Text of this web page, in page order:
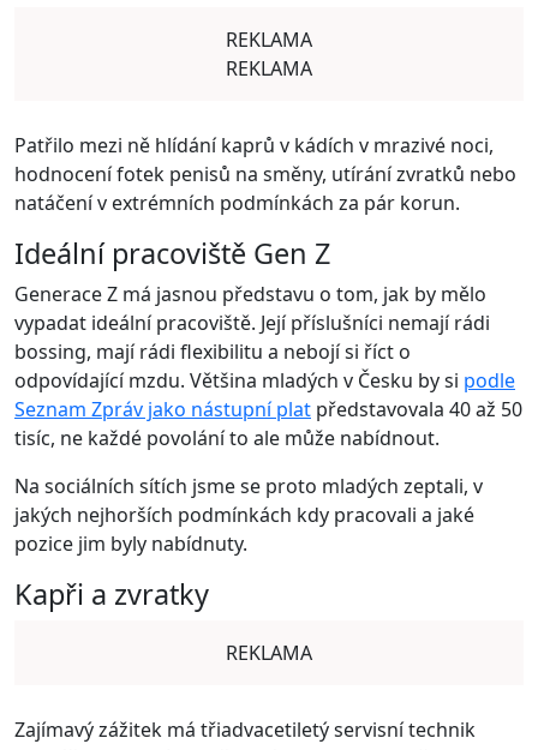
REKLAMA
REKLAMA
Patřilo mezi ně hlídání kaprů v kádích v mrazivé noci,
hodnocení fotek penisů na směny, utírání zvratků nebo
natáčení v extrémních podmínkách za pár korun.
Ideální pracoviště Gen Z
Generace Z má jasnou představu o tom, jak by mělo
vypadat ideální pracoviště. Její příslušníci nemají rádi
bossing, mají rádi flexibilitu a nebojí si říct o
odpovídající mzdu. Většina mladých v Česku by si podle
Seznam Zpráv jako nástupní plat představovala 40 až 50
tisíc, ne každé povolání to ale může nabídnout.
Na sociálních sítích jsme se proto mladých zeptali, v
jakých nejhorších podmínkách kdy pracovali a jaké
pozice jim byly nabídnuty.
Kapři a zvratky
REKLAMA
Zajímavý zážitek má třiadvacetiletý servisní technik